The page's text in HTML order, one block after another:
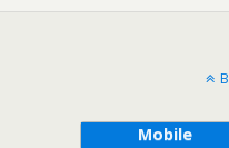
Mobile